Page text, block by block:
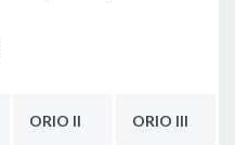
ORIO II ORIO III